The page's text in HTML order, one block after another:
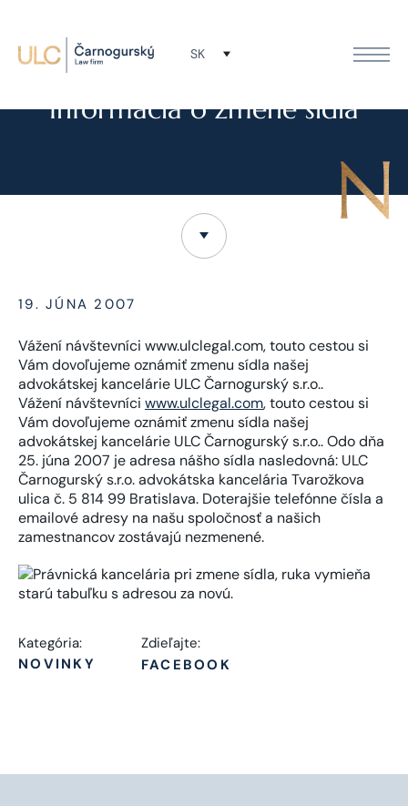
SK
NOVINKY
Informácia o zmene sídla
19. JÚNA 2007
Vážení návštevníci www.ulclegal.com, touto cestou si
Vám dovoľujeme oznámiť zmenu sídla našej
advokátskej kancelárie ULC Čarnogurský s.r.o..
Vážení návštevníci www.ulclegal.com, touto cestou si
Vám dovoľujeme oznámiť zmenu sídla našej
advokátskej kancelárie ULC Čarnogurský s.r.o.. Odo dňa
25. júna 2007 je adresa nášho sídla nasledovná: ULC
Čarnogurský s.r.o. advokátska kancelária Tvarožkova
ulica č. 5 814 99 Bratislava. Doterajšie telefónne čísla a
emailové adresy na našu spoločnosť a našich
zamestnancov zostávajú nezmenené.
Kategória:
NOVINKY
Zdieľajte:
FACEBOOK